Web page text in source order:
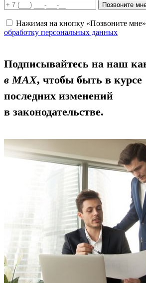
Позвоните
Нажимая на кнопку «Позвоните
обработку персональных данных
Подписывайтесь на наш
в MAX, чтобы быть в курсе
последних изменений
в законодательстве.